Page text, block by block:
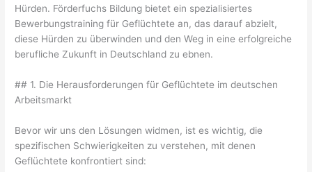
Hürden. Förderfuchs Bildung bietet ein spezialisiertes
Bewerbungstraining für Geflüchtete an, das darauf abzielt,
diese Hürden zu überwinden und den Weg in eine erfolgreiche
berufliche Zukunft in Deutschland zu ebnen.
## 1. Die Herausforderungen für Geflüchtete im deutschen
Arbeitsmarkt
Bevor wir uns den Lösungen widmen, ist es wichtig, die
spezifischen Schwierigkeiten zu verstehen, mit denen
Geflüchtete konfrontiert sind: